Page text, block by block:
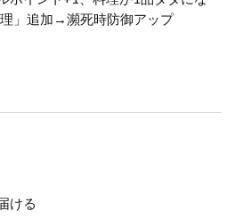
」追加→瀕死時防御アップ
ける